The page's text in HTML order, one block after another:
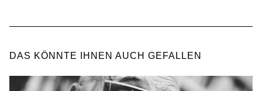
DAS KÖNNTE IHNEN AUCH GEFALLEN